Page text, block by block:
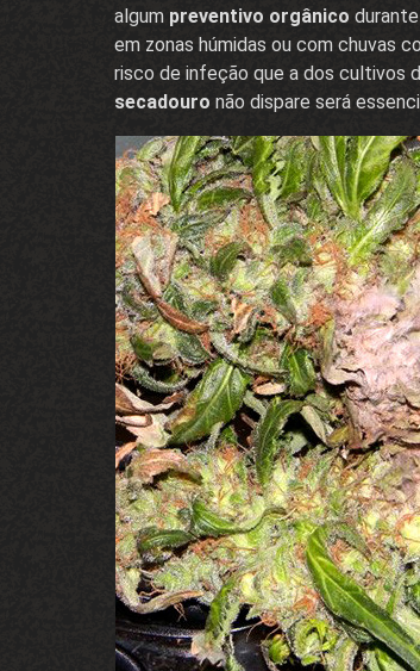
algum preventivo orgânico
em zonas húmidas ou com chuvas
risco de infeção que a dos cultivos
secadouro não dispare será